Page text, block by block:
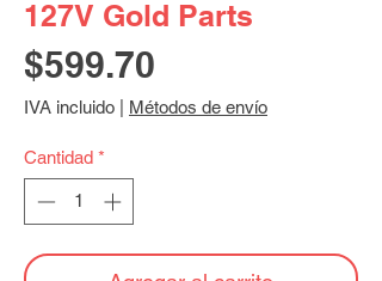
127V Gold Parts
$599.70
IVA incluido Métodos de envío
Cantidad *